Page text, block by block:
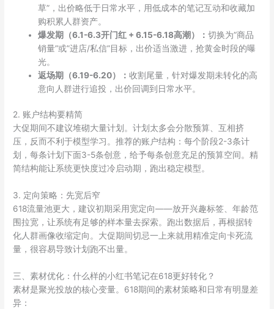
草”，出价略低于日常水平，用低成本的笔记互动和收藏加
购积累人群资产。
爆发期（6.1-6.3开门红 + 6.15-6.18高潮）：切换为”商品
销量”或”进店/私信”目标，出价适当激进，抢黄金时段的曝
光。
返场期（6.19-6.20）：收割尾量，针对爆发期未转化的高
意向人群进行追投，出价回调到日常水平。
2. 账户结构要精简
大促期间不建议堆砌大量计划。计划太多会分散预算、互相挤
压，反而不利于模型学习。推荐的账户结构：每个阶段2-3条计
划，每条计划下面3-5条创意，给予每条创意充足的预算空间。精
简结构能让系统更快度过冷启动期，跑出稳定模型。
3. 定向策略：先宽后窄
618流量池更大，建议初期采用宽定向——放开兴趣标签、年龄范
围拉宽，让系统有足够的样本量去探索。跑出数据后，再根据转
化人群画像收缩定向。大促期间切忌一上来就用精准定向卡死流
量，很容易导致计划跑不出量。
三、素材优化：什么样的小红书笔记在618更好转化？
素材是聚光投放的核心变量。618期间的素材策略和日常有明显差
异：